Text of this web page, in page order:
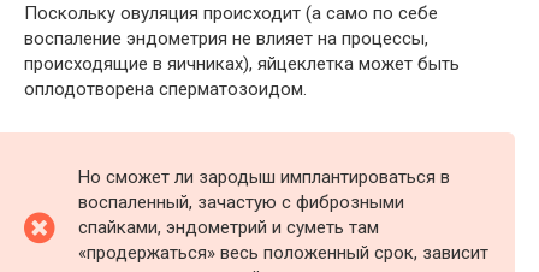
Поскольку овуляция происходит (а само по себе
воспаление эндометрия не влияет на процессы,
происходящие в яичниках), яйцеклетка может быть
оплодотворена сперматозоидом.
Но сможет ли зародыш имплантироваться в
воспаленный, зачастую с фиброзными
спайками, эндометрий и суметь там
«продержаться» весь положенный срок, зависит